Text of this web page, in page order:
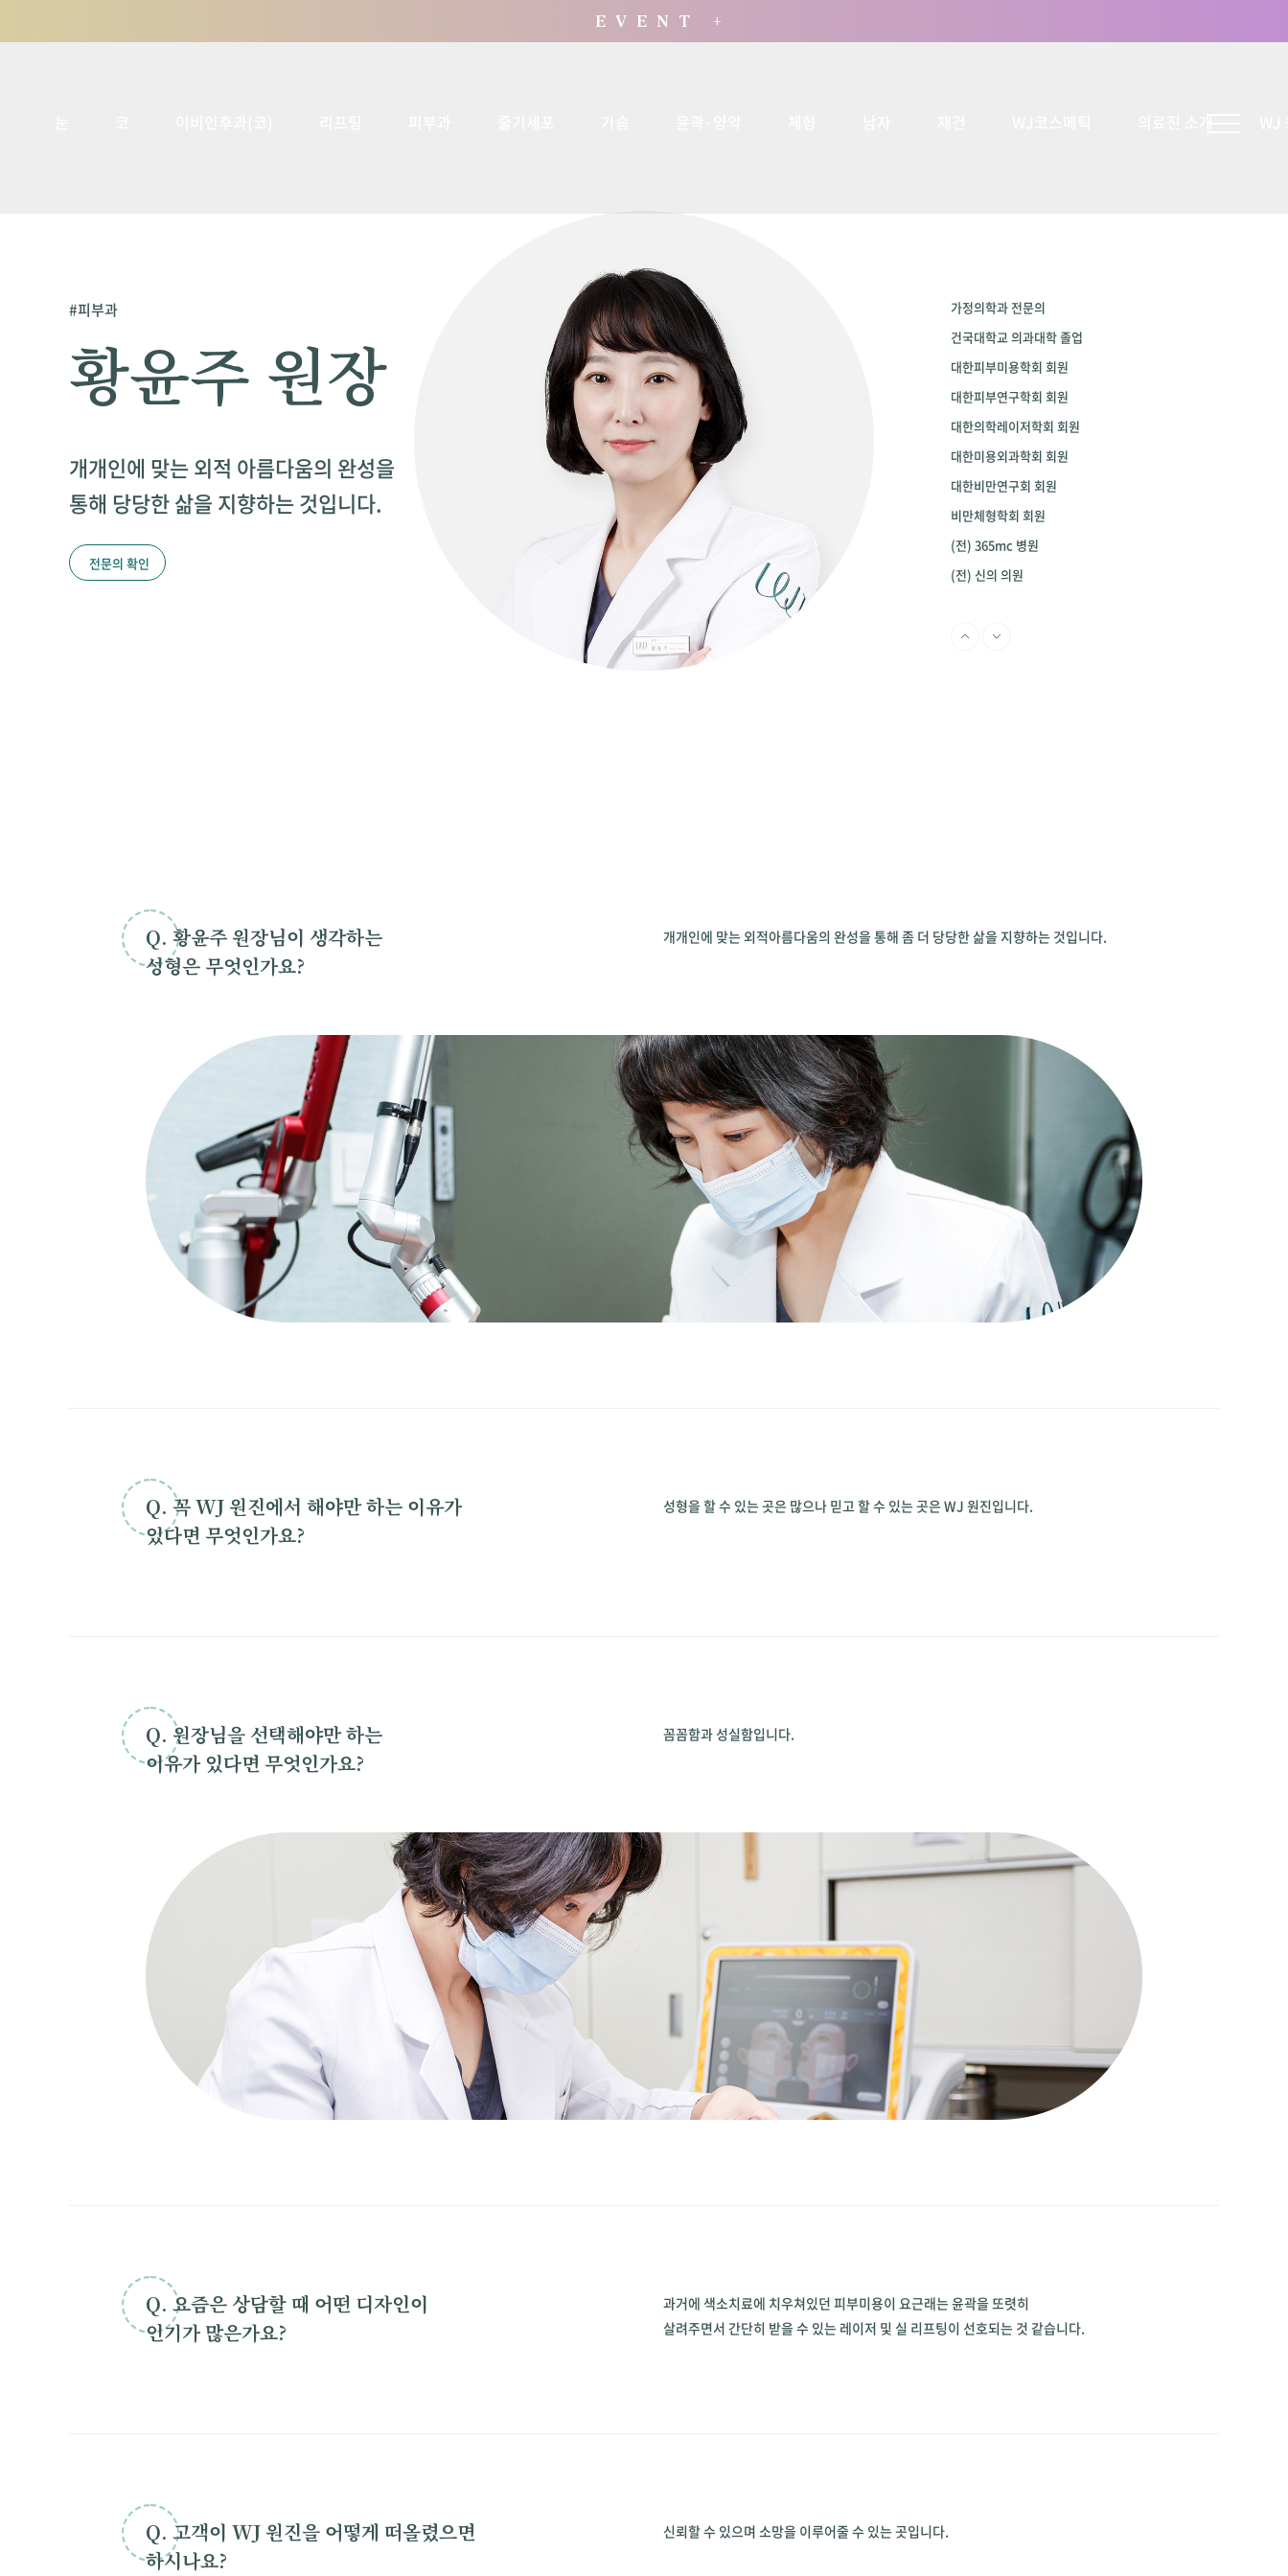
#피부과
황윤주 원장
개개인에 맞는 외적 아름다움의 완성을
통해 당당한 삶을 지향하는 것입니다.
전문의 확인
가정의학과 전문의
건국대학교 의과대학 졸업
대한피부미용학회 회원
대한피부연구학회 회원
대한의학레이저학회 회원
대한미용외과학회 회원
대한비만연구회 회원
비만체형학회 회원
(전) 365mc 병원
(전) 신의 의원
(전) 린클리닉
Q. 황윤주 원장님이 생각하는
성형은 무엇인가요?
개개인에 맞는 외적아름다움의 완성을 통해 좀 더 당당한 삶을 지향하는 것입니다.
Q. 꼭 WJ 원진에서 해야만 하는 이유가
있다면 무엇인가요?
성형을 할 수 있는 곳은 많으나 믿고 할 수 있는 곳은 WJ 원진입니다.
Q. 원장님을 선택해야만 하는
이유가 있다면 무엇인가요?
꼼꼼함과 성실함입니다.
Q. 요즘은 상담할 때 어떤 디자인이
인기가 많은가요?
과거에 색소치료에 치우쳐있던 피부미용이 요근래는 윤곽을 또렷히
살려주면서 간단히 받을 수 있는 레이저 및 실 리프팅이 선호되는 것 같습니다.
Q. 고객이 WJ 원진을 어떻게 떠올렸으면
하시나요?
신뢰할 수 있으며 소망을 이루어줄 수 있는 곳입니다.
E V E N T +